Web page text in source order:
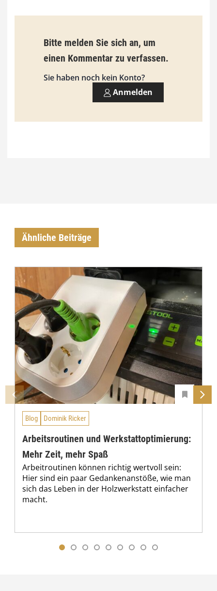
9
3
0
0
Bitte melden Sie sich an, um
einen Kommentar zu verfassen.
Sie haben noch kein Konto?
Anmelden
Ähnliche Beiträge
Blog Dominik Ricker
Arbeitsroutinen und Werkstattoptimierung:
Mehr Zeit, mehr Spaß
Arbeitroutinen können richtig wertvoll sein:
Hier sind ein paar Gedankenanstöße, wie man
sich das Leben in der Holzwerkstatt einfacher
macht.